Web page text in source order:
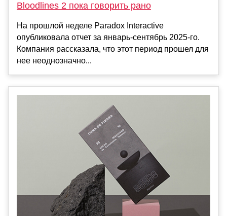
Bloodlines 2 пока говорить рано
На прошлой неделе Paradox Interactive
опубликовала отчет за январь-сентябрь 2025-го.
Компания рассказала, что этот период прошел для
нее неоднозначно...